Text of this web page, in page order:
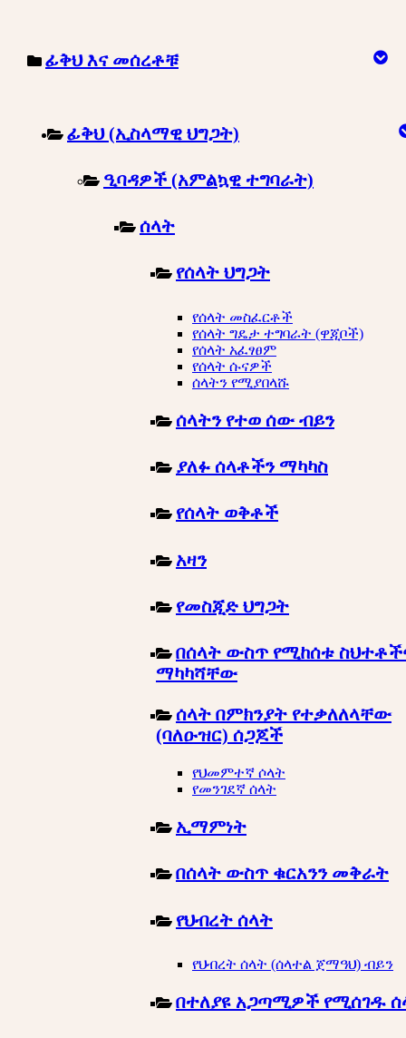
ፊቅህ እና መሰረቶቹ
ፊቅህ (ኢስላማዊ ህግጋት)
ዒባዳዎች (አምልኳዊ ተግባራት)
ሰላት
የሰላት ህግጋት
የሰላት መስፈርቶች
የሰላት ግዴታ ተግባራት (ዋጂቦች)
የሰላት አፈፃፀም
የሰላት ሱናዎች
ሰላትን የሚያበላሹ
ሰላትን የተወ ሰው ብይን
ያለፉ ሰላቶችን ማካካስ
የሰላት ወቅቶች
አዛን
የመስጂድ ህግጋት
በሰላት ውስጥ የሚከሰቱ
ማካካሻቸው
ሰላት በምክንያት የተቃለለላቸው
(ባለዑዝር) ሰጋጆች
የህመምተኛ ሶላት
የመንገደኛ ሰላት
ኢማምነት
በሰላት ውስጥ ቁርአንን መቅራት
የህብረት ሰላት
የህብረት ሰላት (ሰላተል ጀማዓህ) ብይን
በተለያዩ አጋጣሚዎች የሚሰገዱ